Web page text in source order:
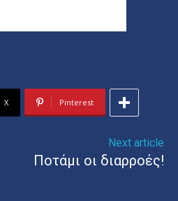
X Pinterest
Next article
Ποτάμι οι διαρροές!